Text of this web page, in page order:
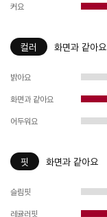
커요
컬러 화면과 같아요
밝아요
화면과 같아요
어두워요
핏 화면과 같아요
슬림핏
레귤러핏